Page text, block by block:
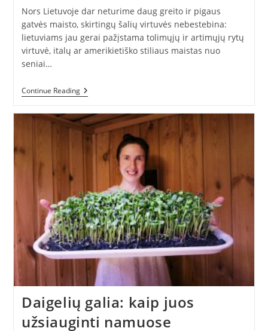
Nors Lietuvoje dar neturime daug greito ir pigaus
gatvės maisto, skirtingų šalių virtuvės nebestebina:
lietuviams jau gerai pažįstama tolimųjų ir artimųjų rytų
virtuvė, italų ar amerikietiško stiliaus maistas nuo
seniai…
Continue Reading2020-
Ieji
Restoranuose
–
Ko
Tikėtis?
Daigelių galia: kaip juos
užsiauginti namuose